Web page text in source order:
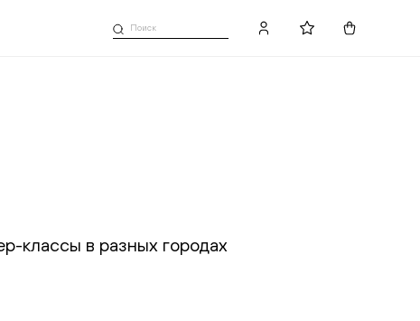
классы в разных городах